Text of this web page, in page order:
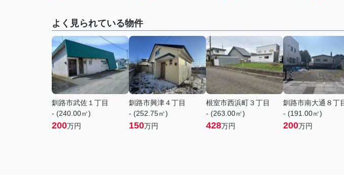
よく見られている物件
釧路市武佐１丁目
- (240.00㎡)
200万円
釧路市興津４丁目
- (252.75㎡)
150万円
根室市西浜町３丁目
- (263.00㎡)
428万円
釧路市南大通８丁
- (191.00㎡)
200万円